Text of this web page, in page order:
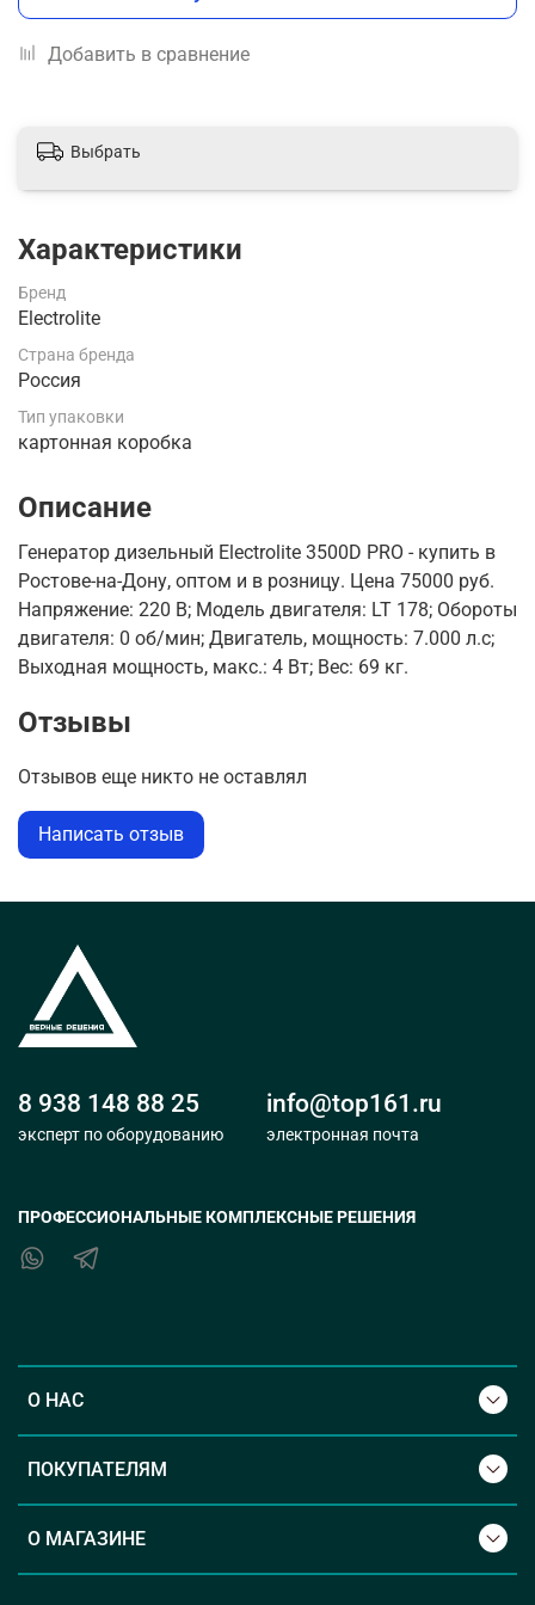
Добавить в сравнение
Выбрать
Характеристики
Бренд
Electrolite
Страна бренда
Россия
Тип упаковки
картонная коробка
Описание
Генератор дизельный Electrolite 3500D PRO - купить в
Ростове-на-Дону, оптом и в розницу. Цена 75000 руб.
Напряжение: 220 В; Модель двигателя: LT 178; Обороты
двигателя: 0 об/мин; Двигатель, мощность: 7.000 л.с;
Выходная мощность, макс.: 4 Вт; Вес: 69 кг.
Отзывы
Отзывов еще никто не оставлял
Написать отзыв
О НАС
ПОКУПАТЕЛЯМ
О МАГАЗИНЕ
8 938 148 88 25
эксперт по оборудованию
info@top161.ru
электронная почта
ПРОФЕССИОНАЛЬНЫЕ КОМПЛЕКСНЫЕ РЕШЕНИЯ